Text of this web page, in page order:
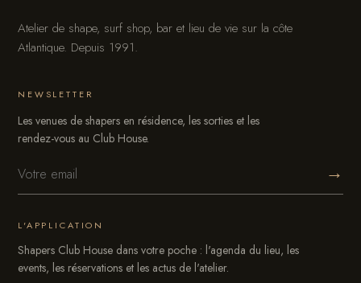
Atelier de shape, surf shop, bar et lieu de vie sur la côte
Atlantique. Depuis 1991.
NEWSLETTER
Les venues de shapers en résidence, les sorties et les
rendez-vous au Club House.
→
L'APPLICATION
Shapers Club House dans votre poche : l'agenda du lieu, les
events, les réservations et les actus de l'atelier.